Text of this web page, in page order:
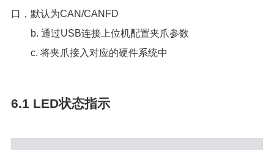
口，默认为CAN/CANFD
b. 通过USB连接上位机配置夹爪参数
c. 将夹爪接入对应的硬件系统中
6.1 LED状态指示